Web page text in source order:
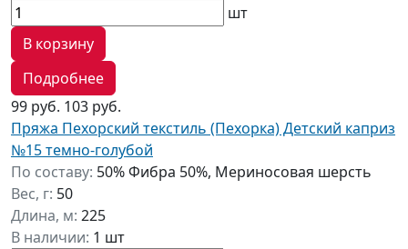
шт
В корзину
Подробнее
99 руб. 103 руб.
Пряжа Пехорский текстиль (Пехорка) Детский каприз
№15 темно-голубой
По составу: 50% Фибра 50%, Мериносовая шерсть
Вес, г: 50
Длина, м: 225
В наличии: 1 шт